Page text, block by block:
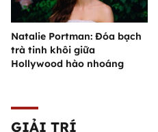
Natalie Portman: Đóa bạch
trà tinh khôi giữa
Hollywood hào nhoáng
GIẢI TRÍ